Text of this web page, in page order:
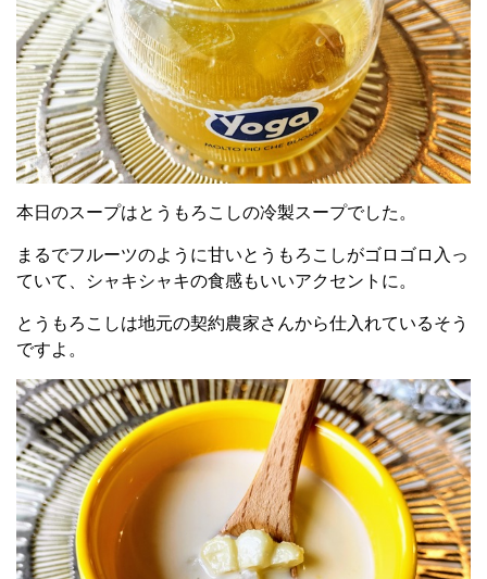
本日のスープはとうもろこしの冷製スープでした。
まるでフルーツのように甘いとうもろこしがゴロゴロ入っ
ていて、シャキシャキの食感もいいアクセントに。
とうもろこしは地元の契約農家さんから仕入れているそう
ですよ。